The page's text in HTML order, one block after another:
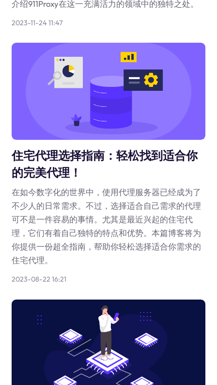
介绍911Proxy在这一充满活力的领域中的独特之处。
2023-11-24 11:47
住宅代理选择指南：轻松找到适合你
的完美代理！
在如今数字化的世界中，使用代理服务器已经成为了
不少人的日常需求。不过，选择适合自己需求的代理
可不是一件容易的事情。尤其是最近兴起的住宅代
理，它们有着自己独特的特点和优势。本篇博客将为
你提供一份超全指南，帮助你轻松选择适合你需求的
住宅代理。
2023-08-22 16:21